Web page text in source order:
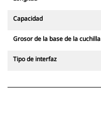
Capacidad
Grosor de la base de la cuchilla
Tipo de interfaz